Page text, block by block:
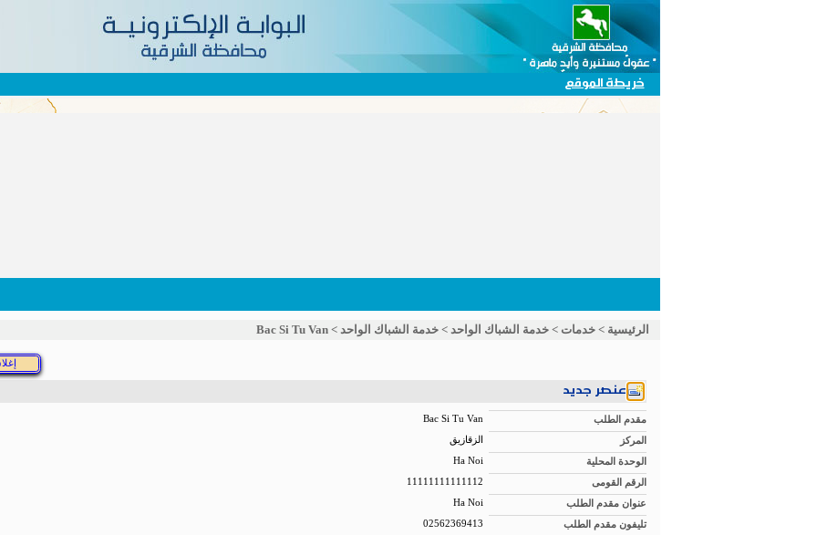
خريطة الموقع
الرئيسية > خدمات > خدمة الشباك الواحد > خدمة الشباك الواحد >
Bac Si Tu Van
عنصر جديد
مقدم الطلب Bac Si Tu Van
المركز الزقازيق
الوحدة المحلية Ha Noi
الرقم القومى 11111111111112
عنوان مقدم الطلب Ha Noi
تليفون مقدم الطلب 02562369413